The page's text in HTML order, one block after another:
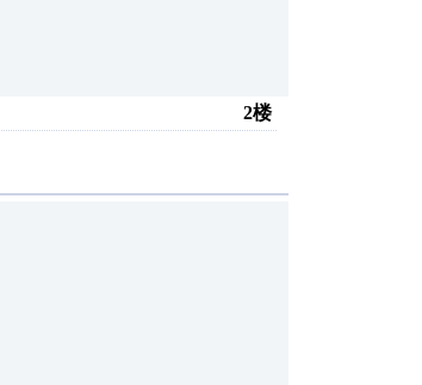
2楼